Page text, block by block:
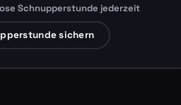
Schnupperstunde jederzeit
sichern